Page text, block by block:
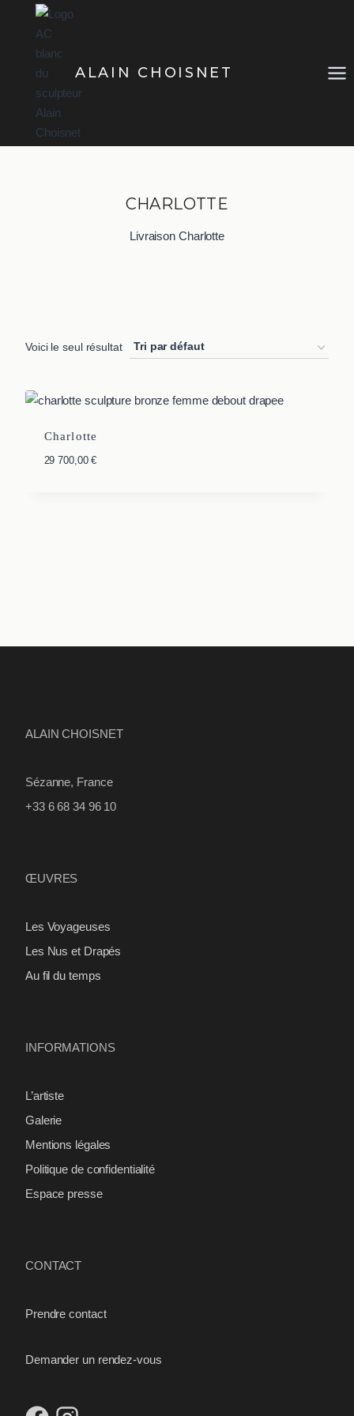
contenu
ALAIN CHOISNET
CHARLOTTE
Livraison Charlotte
Voici le seul résultat
Charlotte
29 700,00€
ALAIN CHOISNET
Sézanne, France
+33 6 68 34 96 10
ŒUVRES
Les Voyageuses
Les Nus et Drapés
Au fil du temps
INFORMATIONS
L’artiste
Galerie
Mentions légales
Politique de confidentialité
Espace presse
CONTACT
Prendre contact
Demander un rendez-vous